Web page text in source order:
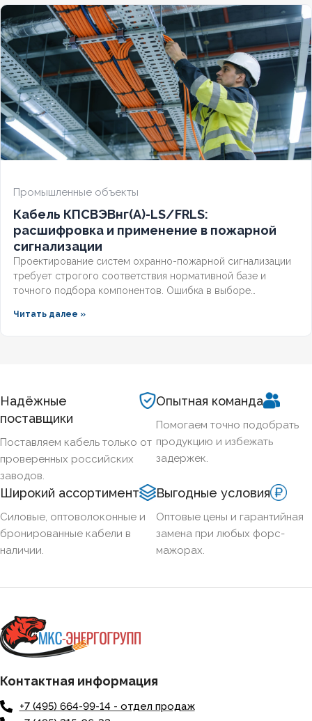
Промышленные объекты
Кабель КПСВЭВнг(А)-LS/FRLS:
расшифровка и применение в пожарной
сигнализации
Проектирование систем охранно-пожарной сигнализации
требует строгого соответствия нормативной базе и
точного подбора компонентов. Ошибка в выборе
задымлении или массовым ложным срабатываниям из-за
Читать далее »
Надёжные
поставщики
Поставляем кабель только от
проверенных российских
заводов.
Опытная команда
Помогаем точно подобрать
продукцию и избежать
задержек.
Широкий ассортимент
Силовые, оптоволоконные и
бронированные кабели в
наличии.
Выгодные условия
Оптовые цены и гарантийная
замена при любых форс-
мажорах.
Контактная информация
+7 (495) 664-99-14 - отдел продаж